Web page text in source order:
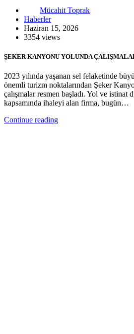
Mücahit Toprak
Haberler
Haziran 15, 2026
3354 views
ŞEKER KANYONU YOLUNDA
2023 yılında yaşanan sel felaketinde
önemli turizm noktalarından Şeker
çalışmalar resmen başladı. Yol ve istinat
kapsamında ihaleyi alan firma, bugün…
Continue reading